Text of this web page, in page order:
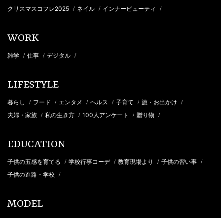
クリスマスコフレ2025 / ネイル / インナービューティ /
WORK
雑学 / 仕事 / デジタル /
LIFESTYLE
暮らし / フード / エンタメ / ヘルス / 子育て / 旅・お出かけ /
夫婦・家族 / 私の生き方 / 100人アンケート / 贈り物 /
EDUCATION
子供の五感を育てる / 学校行事コーデ / 教育現場より / 子供の習い事 /
子供の進路・学校 /
MODEL